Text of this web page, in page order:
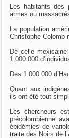
Les habitants des
armes ou
La population
Christophe Colomb
De celle
1.000.000
Des 1.000.000
Quant aux
ils ont été tout
Les chercheurs
précolombienne
épidémies de
traite des Noirs de